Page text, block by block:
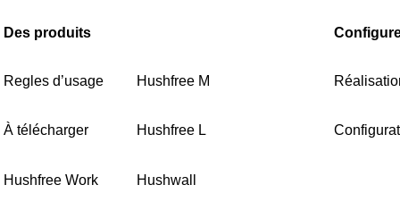
Des produits
Regles d’usage
À télécharger
Hushfree Work
Hushfree M
Hushfree L
Hushwall